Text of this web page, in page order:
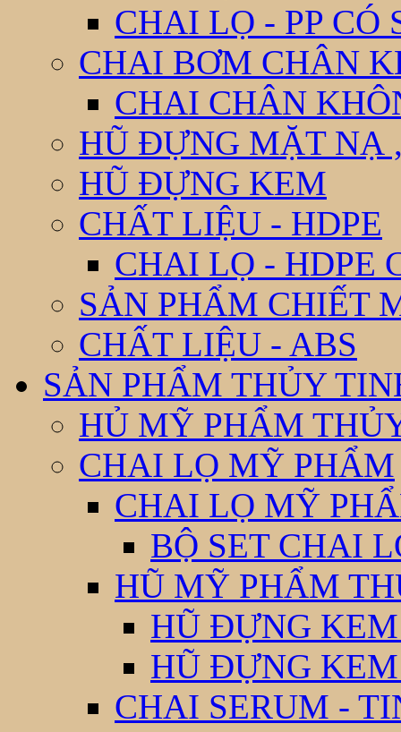
CHAI LỌ - PP CÓ
CHAI BƠM CHÂN
CHAI CHÂN
HŨ ĐỰNG MẶT NẠ
HŨ ĐỰNG KEM
CHẤT LIỆU - HDPE
CHAI LỌ - HDPE
SẢN PHẨM CHIẾT
CHẤT LIỆU - ABS
SẢN PHẨM THỦY
HỦ MỸ PHẨM
CHAI LỌ MỸ PHẨM
CHAI LỌ MỸ
BỘ SET CHAI
HŨ MỸ PHẨM
HŨ ĐỰNG
HŨ ĐỰNG
CHAI SERUM -